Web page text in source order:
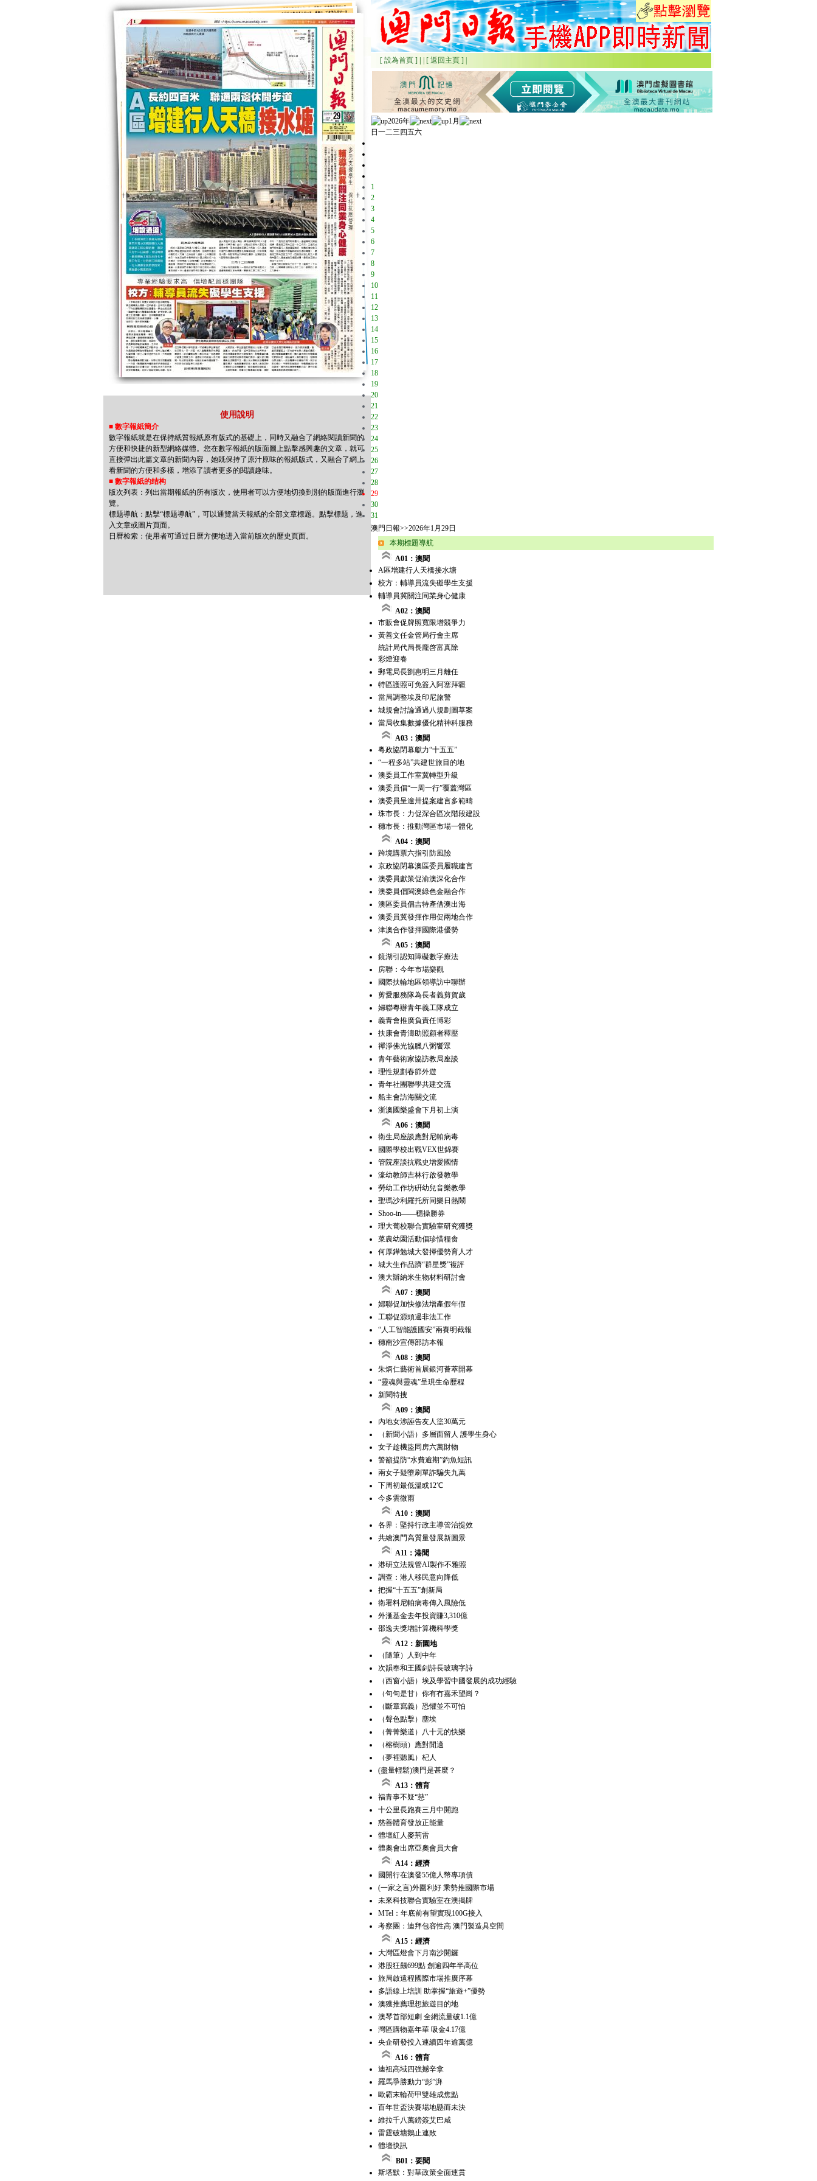
使用說明
■ 數字報紙簡介
數字報紙就是在保持紙質報紙原有版式的基礎上，同時又融合了網絡閱讀新聞的
方便和快捷的新型網絡媒體。您在數字報紙的版面圖上點擊感興趣的文章，就可
直接彈出此篇文章的新聞內容，她既保持了原汁原味的報紙版式，又融合了網上
看新聞的方便和多樣，增添了讀者更多的閱讀趣味。
■ 數字報紙的结构
版次列表：列出當期報紙的所有版次，使用者可以方便地切換到別的版面進行瀏
覽。
標题導航：點擊“標题導航”，可以通覽當天報紙的全部文章標题。點擊標题，進
入文章或圖片頁面。
日曆检索：使用者可通过日曆方便地进入當前版次的歷史頁面。
[ 設為首頁 ] [ 返回主頁 ]
2026年
1月
日 一二三 四五六
1
2
3
4
5
6
7
8
9
10
11
12
13
14
15
16
17
18
19
20
21
22
23
24
25
26
27
28
29
30
31
澳門日報>>2026年1月29日
本期標題導航
A01：澳聞
A區增建行人天橋接水塘
校方：輔導員流失礙學生支援
輔導員冀關注同業身心健康
A02：澳聞
市販會促牌照寬限增競爭力
黃善文任金管局行會主席
統計局代局長龐啓富真除
彩燈迎春
郵電局長劉惠明三月離任
特區護照可免簽入阿塞拜疆
當局調整埃及印尼旅警
城規會討論通過八規劃圖草案
當局收集數據優化精神科服務
A03：澳聞
粵政協閉幕獻力“十五五”
“一程多站”共建世旅目的地
澳委員工作室冀轉型升級
澳委員倡“一周一行”覆蓋灣區
澳委員呈逾卅提案建言多範疇
珠市長：力促深合區次階段建設
穗市長：推動灣區市場一體化
A04：澳聞
跨境購票六指引防風險
京政協閉幕澳區委員履職建言
澳委員獻策促渝澳深化合作
澳委員倡閩澳綠色金融合作
澳區委員倡吉特產借澳出海
澳委員冀發揮作用促兩地合作
津澳合作發揮國際港優勢
A05：澳聞
鏡湖引認知障礙數字療法
房聯：今年市場樂觀
國際扶輪地區領導訪中聯辦
剪愛服務隊為長者義剪賀歲
婦聯粵辦青年義工隊成立
義青會推廣負責任博彩
扶康會青濤助照顧者釋壓
禪淨佛光協臘八粥饗眾
青年藝術家協訪教局座談
理性規劃春節外遊
青年社團聯學共建交流
船主會訪海關交流
浙澳國樂盛會下月初上演
A06：澳聞
衛生局座談應對尼帕病毒
國際學校出戰VEX世錦賽
管院座談抗戰史增愛國情
濠幼教師吉林行啟發教學
勞幼工作坊硏幼兒音樂教學
聖瑪沙利羅托所同樂日熱鬧
Shoo-in——穩操勝券
理大葡校聯合實驗室研究獲獎
菜農幼園活動倡珍惜糧食
何厚鏵勉城大發揮優勢育人才
城大生作品躋“群星獎”複評
澳大辦納米生物材料研討會
A07：澳聞
婦聯促加快修法增產假年假
工聯促源頭遏非法工作
“人工智能護國安”兩賽明截報
穗南沙宣傳部訪本報
A08：澳聞
朱炳仁藝術首展銀河薈萃開幕
“靈魂與靈魂”呈現生命歷程
新聞特搜
A09：澳聞
內地女涉誣告友人盜30萬元
（新聞小語）多層面留人 護學生身心
女子趁機盜同房六萬財物
警籲提防“水費逾期”釣魚短訊
兩女子疑墮刷單詐騙失九萬
下周初最低溫或12℃
今多雲微雨
A10：澳聞
各界：堅持行政主導管治提效
共繪澳門高質量發展新圖景
A11：港聞
港研立法規管AI製作不雅照
調查：港人移民意向降低
把握“十五五”創新局
衛署料尼帕病毒傳入風險低
外滙基金去年投資賺3,310億
邵逸夫獎增計算機科學獎
A12：新園地
（隨筆）人到中年
次韻奉和王國釗詩長玻璃字詩
（西窗小語）埃及學習中國發展的成功經驗
（句句是甘）你有冇嘉禾望崗？
（斷章寫義）恐懼並不可怕
（聲色點擊）塵埃
（菁菁樂道）八十元的快樂
（榕樹頭）應對閒適
（夢裡聽風）杞人
(盡量輕鬆)澳門是甚麼？
A13：體育
福青事不疑“慈”
十公里長跑賽三月中開跑
慈善體育發放正能量
體壇紅人麥荊雷
體奧會出席亞奧會員大會
A14：經濟
國開行在澳發55億人幣專項債
(一家之言)外圍利好 乘勢推國際市場
未來科技聯合實驗室在澳揭牌
MTel：年底前有望實現100G接入
考察團：迪拜包容性高 澳門製造具空間
A15：經濟
大灣區燈會下月南沙開鑼
港股狂飆699點 創逾四年半高位
旅局啟遠程國際市場推廣序幕
多語線上培訓 助掌握“旅遊+”優勢
澳獲推薦理想旅遊目的地
澳琴首部短劇 全網流量破1.1億
灣區購物嘉年華 吸金4.17億
央企研發投入連續四年逾萬億
A16：體育
迪祖高域四強撼辛拿
羅馬爭勝動力“彭”湃
歐霸末輪荷甲雙雄成焦點
百年世盃決賽場地懸而未決
維拉千八萬鎊簽艾巴咸
雷霆破塘鵝止連敗
體壇快訊
B01：要聞
斯塔默：對華政策全面連貫